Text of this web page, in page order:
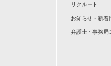
リクルート
お知らせ・新着
弁護士・事務局